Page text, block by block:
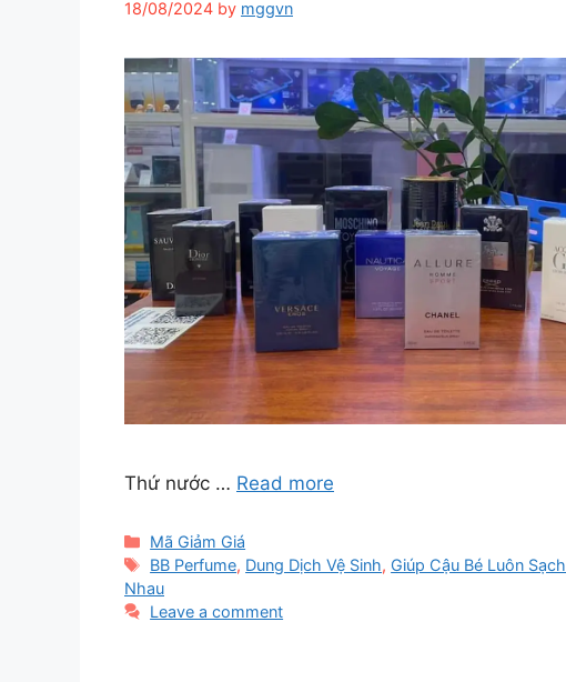
18/08/2024 by mggvn
Thứ nước … Read more
Categories
Mã Giảm Giá
Tags
BB Perfume, Dung Dịch Vệ Sinh, Giúp Cậu Bé Luôn
Nhau
Leave a comment